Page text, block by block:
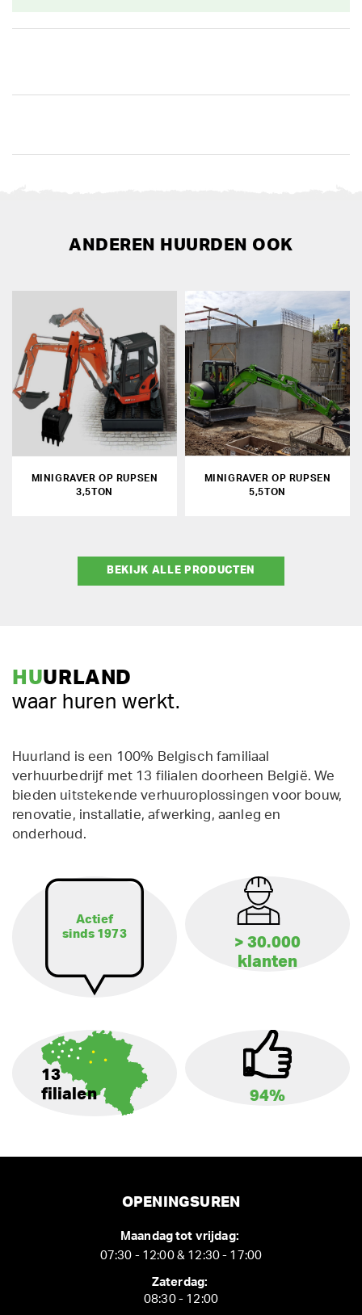
ANDEREN HUURDEN OOK
MINIGRAVER OP RUPSEN
3,5TON
MINIGRAVER OP RUPSEN
5,5TON
BEKIJK ALLE PRODUCTEN
HUURLAND
waar huren werkt.
Huurland is een 100% Belgisch familiaal
verhuurbedrijf met 13 filialen doorheen België. We
bieden uitstekende verhuuroplossingen voor bouw,
renovatie, installatie, afwerking, aanleg en
onderhoud.
Actief
sinds 1973
> 30.000
klanten
13
filialen
94%
OPENINGSUREN
Maandag tot vrijdag:
07:30 - 12:00 & 12:30 - 17:00
Zaterdag:
08:30 - 12:00